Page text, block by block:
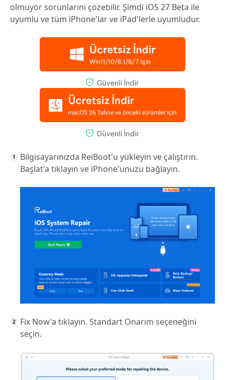
olmuyor sorunlarını çözebilir. Şimdi iOS 27 Beta ile
uyumlu ve tüm iPhone'lar ve iPad'lerle uyumludur.
Bilgisayarınızda ReiBoot'u yükleyin ve çalıştırın.
Başlat'a tıklayın ve iPhone'unuzu bağlayın.
Fix Now'a tıklayın. Standart Onarım seçeneğini
seçin.